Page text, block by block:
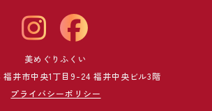
美めぐりふくい
井市中央1丁目9-24 福井中央ビル3階
プライバシーポリシー